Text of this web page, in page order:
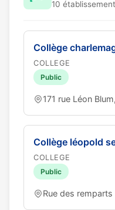
10
Collège
COLLEGE
Public
171 rue Léon
Collège léopold
COLLEGE
Public
Rue des